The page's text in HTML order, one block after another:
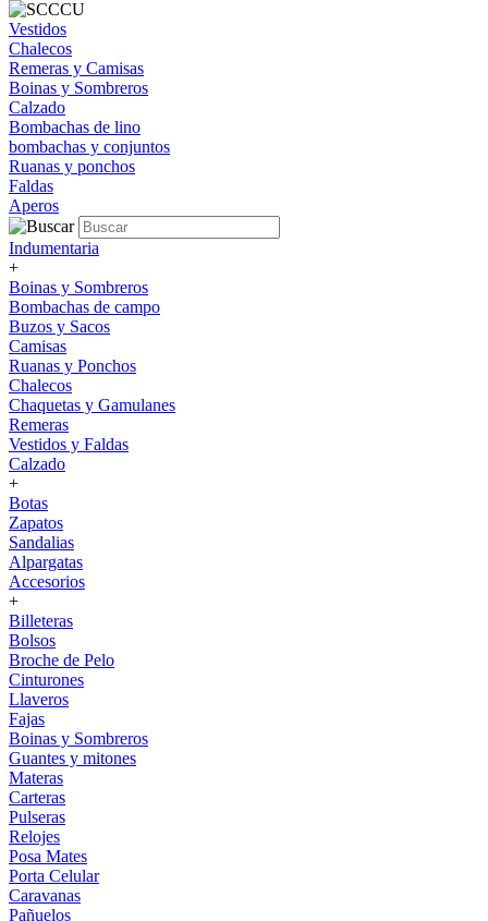
Vestidos
Chalecos
Remeras y Camisas
Boinas y Sombreros
Calzado
Bombachas de lino
bombachas y conjuntos
Ruanas y ponchos
Faldas
Aperos
Indumentaria
+
Boinas y Sombreros
Bombachas de campo
Buzos y Sacos
Camisas
Ruanas y Ponchos
Chalecos
Chaquetas y Gamulanes
Remeras
Vestidos y Faldas
Calzado
+
Botas
Zapatos
Sandalias
Alpargatas
Accesorios
+
Billeteras
Bolsos
Broche de Pelo
Cinturones
Llaveros
Fajas
Boinas y Sombreros
Guantes y mitones
Materas
Carteras
Pulseras
Relojes
Posa Mates
Porta Celular
Caravanas
Pañuelos